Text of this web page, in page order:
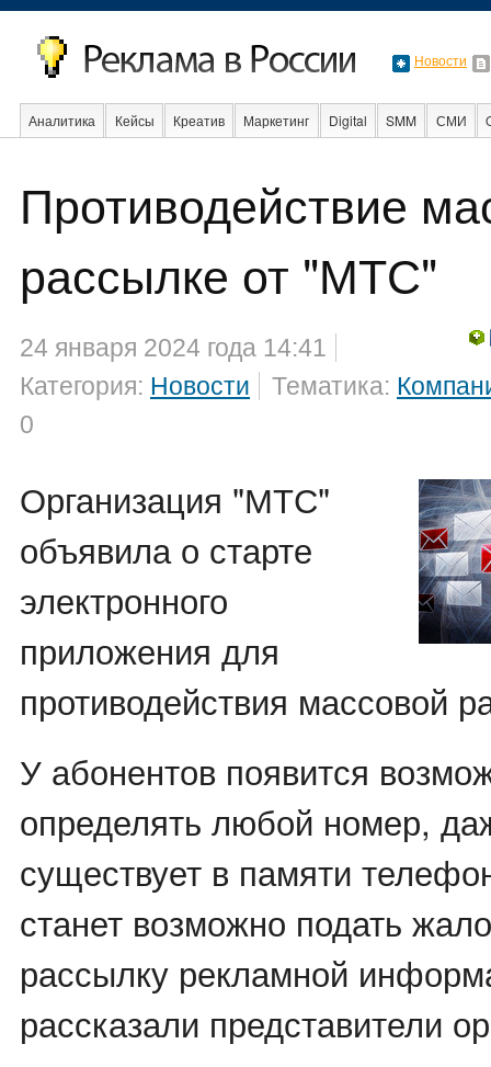
Новости
Аналитика Кейсы Креатив Маркетинг Digital SMM СМИ
Образование Социальная реклама
Противодействие
рассылке от "МТС"
24 января 2024 года 14:41
Категория: Новости Тематика:
0
Организация "МТС"
объявила о старте
электронного
приложения для
противодействия массовой
У абонентов появится
определять любой номер,
существует в памяти
станет возможно подать
рассылку рекламной
рассказали представители